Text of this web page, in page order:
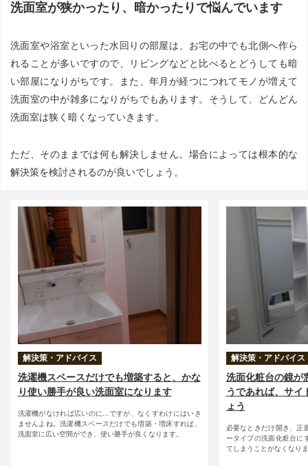
洗面室が狭かったり、暗かったりで悩んでいます
洗面室や浴室といった水回りの部屋は、お宅の中でも北側へ作ら
れることが多いですので、リビングなどと比べるとどうしても暗
い部屋になりがちです。また、年月が経つにつれてモノが増えて
洗面室の中が雑多になりがちでもあります。そうして、どんどん
洗面室は狭く暗くなっていきます。
ただ、そのままでは何も解決しません。場合によっては根本的な
解決策を検討されるのが良いでしょう。
解決策・アドバイス
洗濯機スペースだけでも増築すると、かな
り使い勝手が良い洗面室になります
洗濯機がなければ広いのに...ですが、なくすわけにはいき
ませんよね。洗濯機スペースだけでも増築・増床すれば、
洗面室に広い空間ができ、使い勝手が良くなります。
解決策・アドバイス
洗面化粧台の鏡が
うであれば、サイ
ょう
必要なときだけ開き、正
ータイプの洗面化粧台に
てしまうことがなくなり